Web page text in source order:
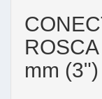
mm (3")